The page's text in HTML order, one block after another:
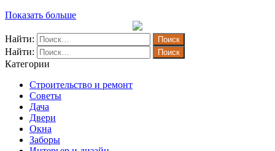
Показать больше
Найти:
Найти:
Категории
Строительство и ремонт
Советы
Дача
Двери
Окна
Заборы